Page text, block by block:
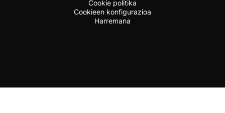
Cookie politika
Cookieen konfigurazioa
Harremana